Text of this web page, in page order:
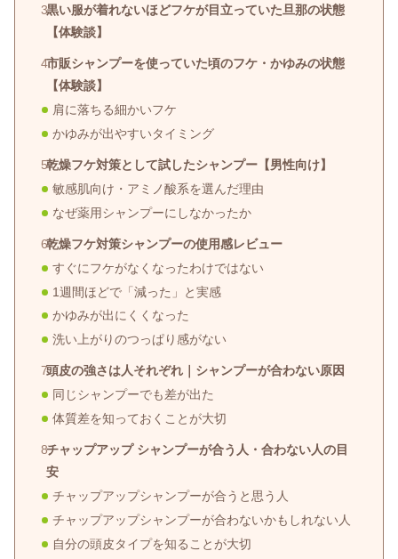
黒い服が着れないほどフケが目立っていた旦那の状態
【体験談】
市販シャンプーを使っていた頃のフケ・かゆみの状態
【体験談】
肩に落ちる細かいフケ
かゆみが出やすいタイミング
乾燥フケ対策として試したシャンプー【男性向け】
敏感肌向け・アミノ酸系を選んだ理由
なぜ薬用シャンプーにしなかったか
乾燥フケ対策シャンプーの使用感レビュー
すぐにフケがなくなったわけではない
1週間ほどで「減った」と実感
かゆみが出にくくなった
洗い上がりのつっぱり感がない
頭皮の強さは人それぞれ｜シャンプーが合わない原因
同じシャンプーでも差が出た
体質差を知っておくことが大切
チャップアップ シャンプーが合う人・合わない人の目
安
チャップアップシャンプーが合うと思う人
チャップアップシャンプーが合わないかもしれない人
自分の頭皮タイプを知ることが大切